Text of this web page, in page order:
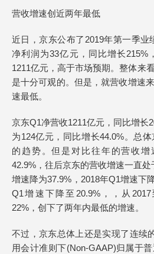
营收增速创近两年最低
近日，京东公布了2019年第一季业
净利润为33亿元，同比增长215%
1211亿元，高于市场预期。整体来
是十分可观的。但是，就营收增速
速最低。
京东Q1净营收1211亿元，同比增长
为124亿元，同比增长44.0%。总
的趋势。但是对比往年的营收增
42.9%，往后京东的营收增速一直
增速降为37.9%，2018年Q1增速下
Q1增速下降至20.9%，，从
22%，创下了两年内最低的增速。
不过，京东总体上还是实现了连续
用会计准则下(Non-GAAP)归属于